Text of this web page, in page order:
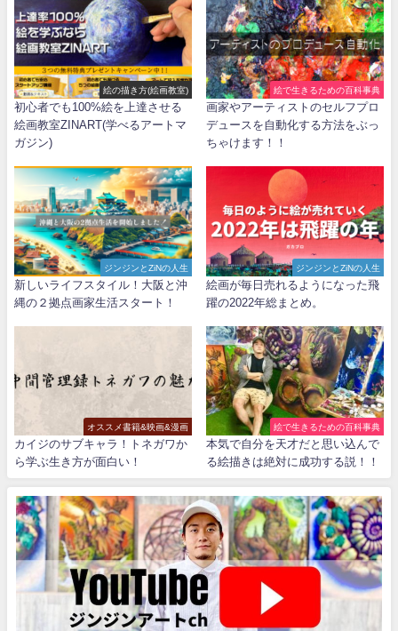
絵の描き方(絵画教室)
初心者でも100%絵を上達させる
絵画教室ZINART(学べるアートマ
ガジン)
絵で生きるための百科事典
画家やアーティストのセルフプロ
デュースを自動化する方法をぶっ
ちゃけます！！
ジンジンとZiNの人生
新しいライフスタイル！大阪と沖
縄の２拠点画家生活スタート！
ジンジンとZiNの人生
絵画が毎日売れるようになった飛
躍の2022年総まとめ。
オススメ書籍&映画&漫画
カイジのサブキャラ！トネガワか
ら学ぶ生き方が面白い！
絵で生きるための百科事典
本気で自分を天才だと思い込んで
る絵描きは絶対に成功する説！！